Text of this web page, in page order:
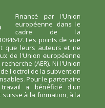
Financé par l'Union
européenne dans le
cadre de la
Les points de vue
que leurs auteurs et ne
de l'Union européenne
(AER). Ni l'Union
l'octroi de la subvention
Pour le partenaire
a bénéficié d'un
à la formation, à la